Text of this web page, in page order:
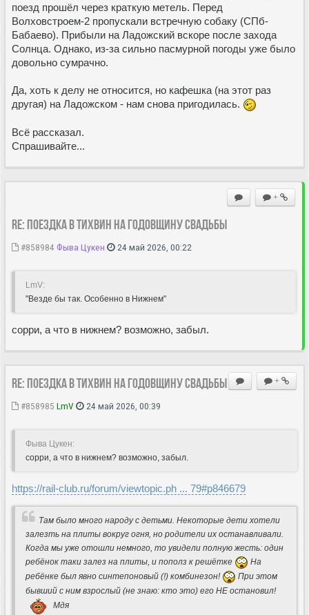
поезд прошёл через краткую метель. Перед
Волховстроем-2 пропускали встречную собаку (СПб-
Бабаево). Прибыли на Ладожский вскоре после захода
Солнца. Однако, из-за сильно пасмурной погоды уже было
довольно сумрачно.
Да, хоть к делу не относится, но кафешка (на этот раз
другая) на Ладожском - нам снова пригодилась.
Всё рассказал.
Спрашивайте...
+
Re: Поездка в Тихвин на годовщину свадьбы
#858984 Фыва Цукен 24 май 2026, 00:22
LmV:
"Везде бы так. Особенно в Нижнем"
сорри, а что в нижнем? возможно, забыл.
+
Re: Поездка в Тихвин на годовщину свадьбы
#858985 LmV 24 май 2026, 00:39
Фыва Цукен:
сорри, а что в нижнем? возможно, забыл.
https://rail-club.ru/forum/viewtopic.ph ... 79#p846679
Там было много народу с детьми. Некоторые дети хотели
залезть на плиты вокруг огня, но родители их останавливали.
Когда мы уже отошли немного, то увидели полную жесть: один
ребёнок таки залез на плиты, и пополз к решётке
На
ребёнке был явно синтепоновый (!) комбинезон!
При этом
бывший с ним взрослый (не знаю: кто это) его НЕ остановил!
Мдя